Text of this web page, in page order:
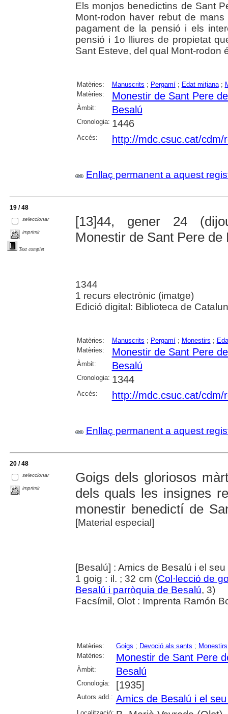
Els monjos benedictins de Sant
Mont-rodon haver rebut de
pagament de la pensió i els
pensió i 1o lliures de propietat
Sant Esteve, del qual Mont-rodon
Matèries: Manuscrits ; Pergamí; Edat mitjana;
Matèries:
Monestir de Sant Pere
Àmbit: Besalú
Cronologia: 1446
Accés: http://mdc.csuc.cat/cdm/
Enllaç permanent a aquest
19 / 48
seleccionar
imprimir
Text complet
[13]44, gener 24
Monestir de Sant Pere de
1344
1 recurs electrònic (imatge)
Edició digital: Biblioteca de
Matèries: Manuscrits ; Pergamí; Monestirs ;
Matèries:
Monestir de Sant Pere
Àmbit: Besalú
Cronologia: 1344
Accés: http://mdc.csuc.cat/cdm/
Enllaç permanent a aquest
20 / 48
seleccionar
imprimir
Goigs dels gloriosos
dels quals les insignes
monestir benedictí de
[Material especial]
[Besalú] : Amics de Besalú i el
1 goig : il. ; 32 cm (Col·lecció de
Besalú i parròquia de Besalú, 3)
Facsímil, Olot : Imprenta Ramón
Matèries: Goigs ; Devoció als sants ; Monestirs
Matèries:
Monestir de Sant Pere
Àmbit: Besalú
Cronologia: [1935]
Autors add.: Amics de Besalú i el